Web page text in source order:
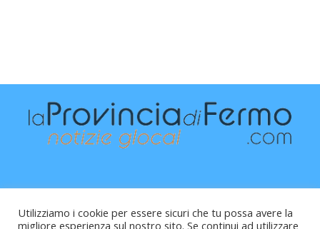
Utilizziamo i cookie per essere sicuri che tu possa avere la
migliore esperienza sul nostro sito. Se continui ad utilizzare